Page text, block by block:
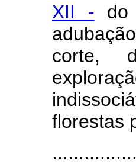
XII - do
corte,
florestas